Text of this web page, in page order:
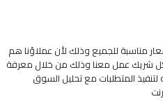
مناسبة للجميع وذلك لأن عملاؤنا هم
لكل شريك عمل معنا وذلك من خلال معرفة
المتطلبات مع تحليل السوق